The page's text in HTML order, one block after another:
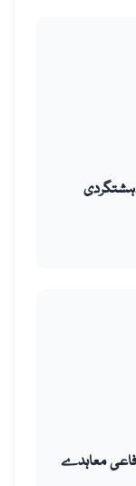
معاہدے